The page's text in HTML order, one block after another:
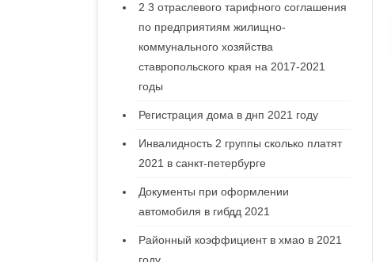
2 3 отраслевого тарифного соглашения
по предприятиям жилищно-
коммунального хозяйства
ставропольского края на 2017-2021
годы
Регистрация дома в днп 2021 году
Инвалидность 2 группы сколько платят
2021 в санкт-петербурге
Документы при оформлении
автомобиля в гибдд 2021
Районный коэффициент в хмао в 2021